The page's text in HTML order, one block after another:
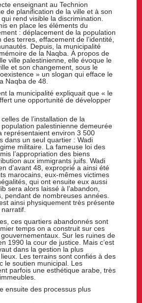
enseignant au Technion
de planification de la ville et à son
rend visible la discrimination.
en place les éléments du
: déplacement de la population
terres, effacement de l’identité,
Depuis, la municipalité
de la Naqba. À propos de
ville palestinienne, elle évoque le
et son changement, sous le
» un slogan qui efface le
Naqba de 48.
la municipalité expliquait que « le
une opportunité de développer
de l’installation de la
palestinienne demeurée
représentaient environ 3 500
dans un seul quartier : Wadi
militaire. La fameuse loi des
l’appropriation des biens
aux immigrants juifs. Wadi
d’avant 48, exproprié a ainsi été
marocains, eux-mêmes victimes
qui ont ensuite eux aussi
sera alors laissé à l’abandon,
pendant de nombreuses années.
ainsi physiquement très présente
ces quartiers abandonnés sont
temps on a construit sur ces
Sur les ruines de
1990 la cour de justice. Mais c’est
dans la gestion la plus
Les terrains sont confiés à des
le soutien municipal. Les
parfois une esthétique arabe, très
ensuite des processus plus